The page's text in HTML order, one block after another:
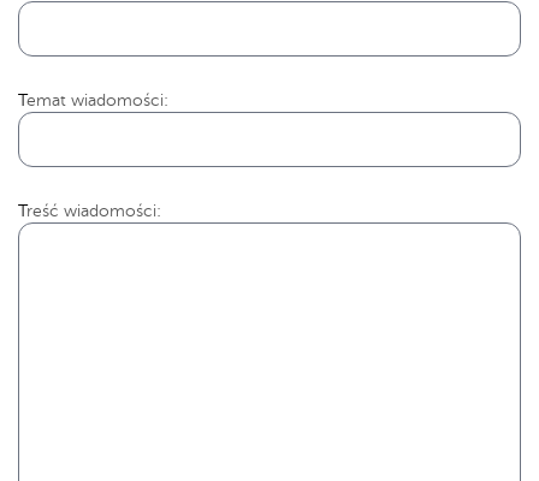
Temat wiadomości:
Treść wiadomości: